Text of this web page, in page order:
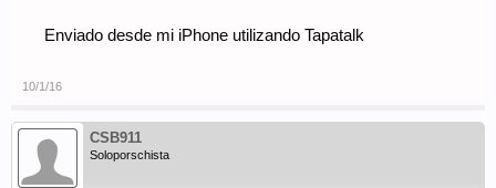
Enviado desde mi iPhone utilizando Tapatalk
10/1/16
CSB911
Soloporschista